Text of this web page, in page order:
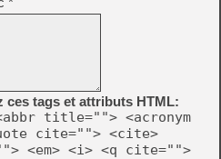
ces tags et attributs HTML:
title=""> <acronym
cite=""> <cite>
<em> <i> <q cite="">